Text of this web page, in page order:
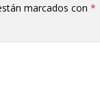
marcados con *